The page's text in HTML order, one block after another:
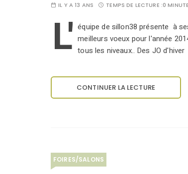
IL Y A 13 ANS TEMPS DE LECTURE :0 MINUTE
L' équipe de sillon38 présente à
meilleurs voeux pour l'année
tous les niveaux.. Des JO
CONTINUER LA LECTURE
FOIRES/SALONS